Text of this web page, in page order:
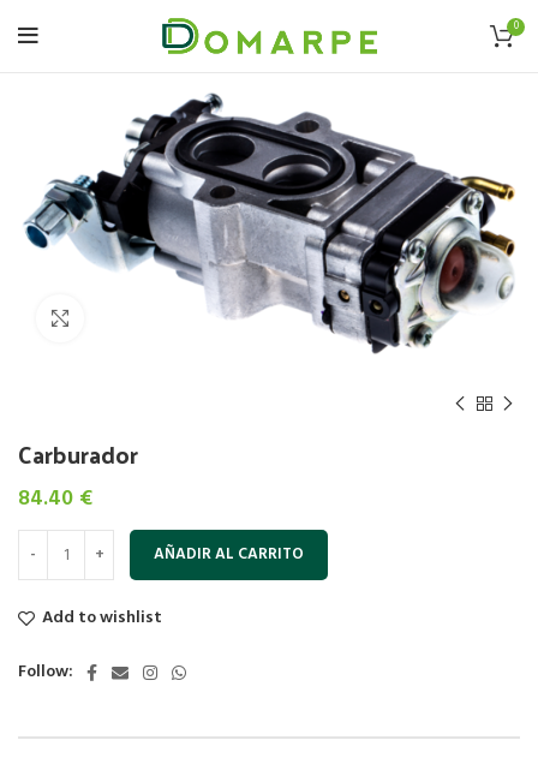
0
Carburador
84.40 €
AÑADIR AL CARRITO
Add to wishlist
Follow: